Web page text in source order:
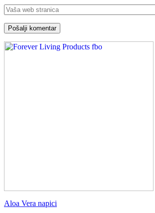
Aloa Vera napici